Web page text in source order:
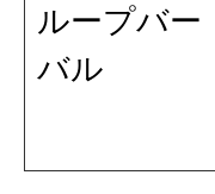
ループバー
バル